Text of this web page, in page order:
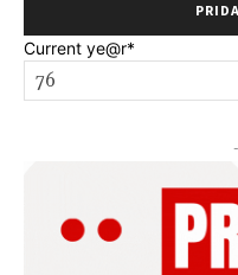
Current ye@r*